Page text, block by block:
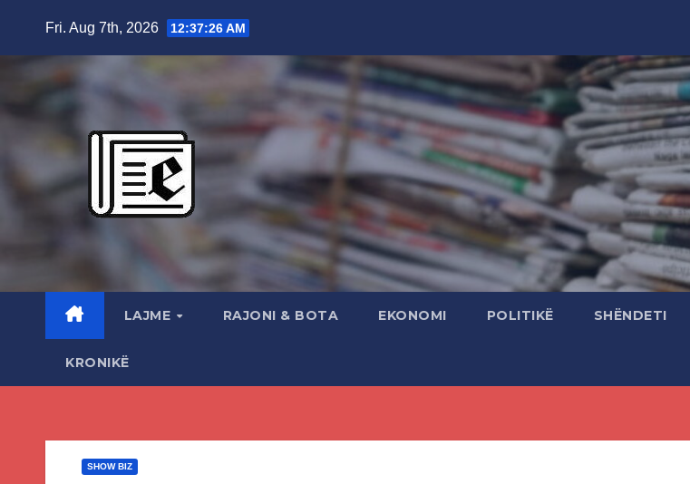
Fri. Aug 7th, 2026 12:37:27 AM
LAJME RAJONI & BOTA EKONOMI POLITIKË SHËNDETI
KRONIKË
SHOW BIZ